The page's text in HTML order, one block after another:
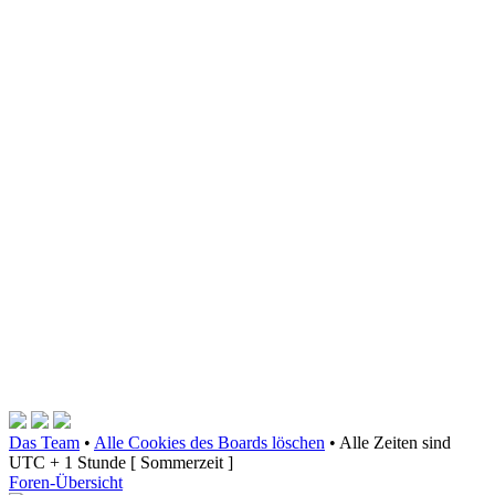
Das Team • Alle Cookies des Boards löschen • Alle Zeiten sind
UTC + 1 Stunde [ Sommerzeit ]
Foren-Übersicht